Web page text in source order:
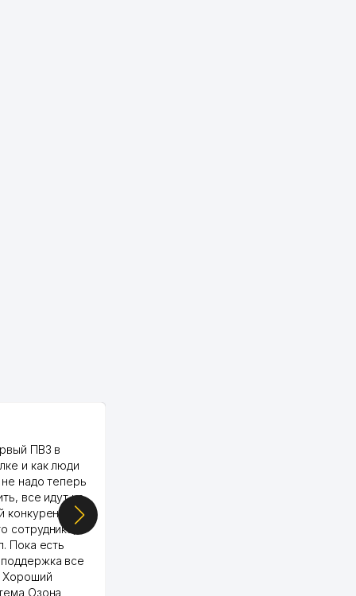
ПВЗ в
и как люди
надо теперь
все идут ко
конкуренции.
сотрудника,
Пока есть
все
Хороший
Озона